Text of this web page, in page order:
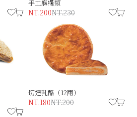
手工麻糬類
NT.200NT.230
切達乳酪（12兩）
NT.180NT.200